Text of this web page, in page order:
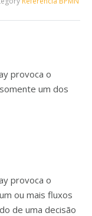
provoca o
um dos
provoca o
ou mais fluxos
de uma decisão